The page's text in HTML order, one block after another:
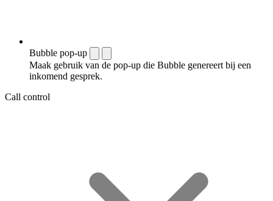
Bubble pop-up
Maak gebruik van de pop-up die Bubble genereert bij een
inkomend gesprek.
Call control